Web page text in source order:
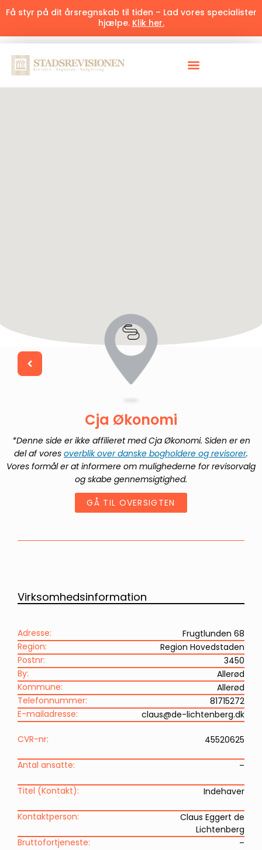
Få styr på dit årsregnskab til tiden – Lad vores specialister
hjælpe. Klik her.
Cja Økonomi
*Denne side er ikke affilieret medCja Økonomi. Siden er en
del af vores overblik over danske bogholdere og revisorer.
Vores formål er at informere om mulighederne for revisorvalg
og skabe gennemsigtighed.
GÅ TIL OVERSIGTEN
Virksomhedsinformation
Adresse:
Frugtlunden 68
Region:
Region Hovedstaden
Postnr:
3450
By:
Allerød
Kommune:
Allerød
Telefonnummer:
81715272
E-mailadresse:
claus@de-lichtenberg.dk
CVR-nr: 45520625
Antal ansatte: –
Titel (Kontakt): Indehaver
Kontaktperson:
Claus Eggert de
Lichtenberg
Bruttofortjeneste:
–